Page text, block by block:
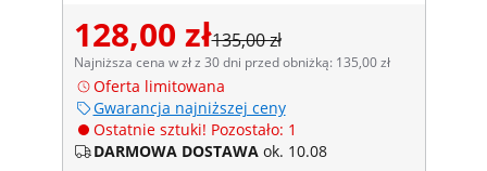
128,00 zł135,00 zł
Najniższa cena w zł z 30 dni przed obniżką: 135,00 zł
Oferta limitowana
Gwarancja najniższej ceny
Ostatnie sztuki! Pozostało: 1
DARMOWA DOSTAWA ok. 10.08